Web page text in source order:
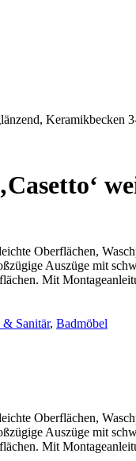
Keramikbecken
Oberflächen,
Auszüge mit
Mit
& Sanitär, Badmöbel
Oberflächen,
Auszüge mit
Mit